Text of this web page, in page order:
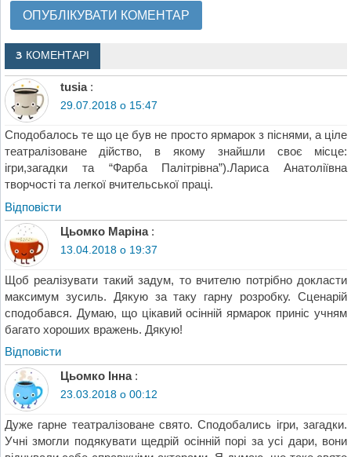
3 КОМЕНТАРІ
tusia :
29.07.2018 о 15:47
Сподобалось те що це був не просто ярмарок з піснями, а ціле
театралізоване дійство, в якому знайшли своє місце:
ігри,загадки та “Фарба Палітрівна”).Лариса Анатоліївна
творчості та легкої вчительської праці.
Відповіcти
Цьомко Маріна :
13.04.2018 о 19:37
Щоб реалізувати такий задум, то вчителю потрібно докласти
максимум зусиль. Дякую за таку гарну розробку. Сценарій
сподобався. Думаю, що цікавий осінній ярмарок приніс учням
багато хороших вражень. Дякую!
Відповіcти
Цьомко Інна :
23.03.2018 о 00:12
Дуже гарне театралізоване свято. Сподобались ігри, загадки.
Учні змогли подякувати щедрій осінній порі за усі дари, вони